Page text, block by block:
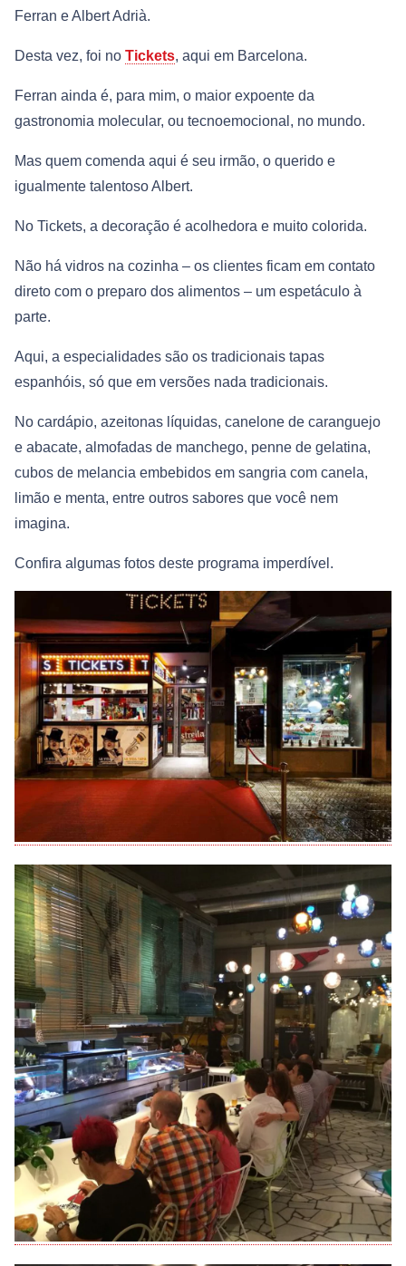
Ferran e Albert Adrià.
Desta vez, foi no Tickets, aqui em Barcelona.
Ferran ainda é, para mim, o maior expoente da
gastronomia molecular, ou tecnoemocional, no mundo.
Mas quem comenda aqui é seu irmão, o querido e
igualmente talentoso Albert.
No Tickets, a decoração é acolhedora e muito colorida.
Não há vidros na cozinha – os clientes ficam em contato
direto com o preparo dos alimentos – um espetáculo à
parte.
Aqui, a especialidades são os tradicionais tapas
espanhóis, só que em versões nada tradicionais.
No cardápio, azeitonas líquidas, canelone de caranguejo
e abacate, almofadas de manchego, penne de gelatina,
cubos de melancia embebidos em sangria com canela,
limão e menta, entre outros sabores que você nem
imagina.
Confira algumas fotos deste programa imperdível.